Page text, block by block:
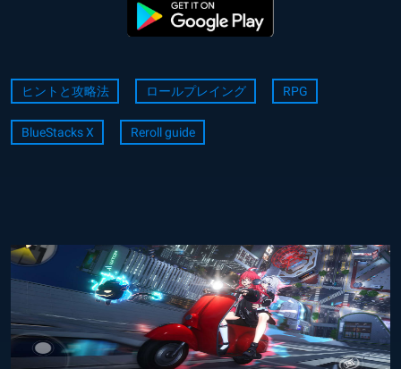
ヒントと攻略法 ロールプレイング RPG
BlueStacks X Reroll guide